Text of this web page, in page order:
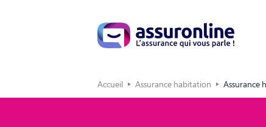
Accueil Assurance habitation Assurance